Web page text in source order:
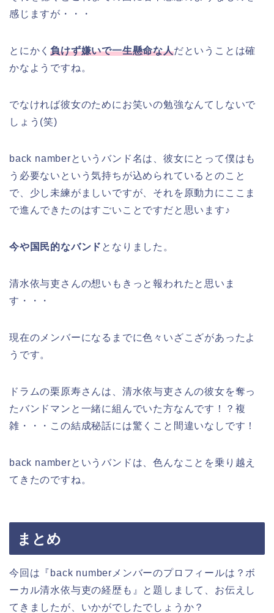
感じますが・・・
とにかく負けず嫌いで一生懸命な人だということは確
かなようですね。
でなければ彼女のためにお笑いの勉強なんてしないで
しょう(笑)
back namberというバンド名は、彼女にとって僕はも
う必要ないという気持ちが込められているとのこと
で、少し未練がましいですが、それを原動力にここま
で進んできたのはすごいことですだと思います♪
今や国民的なバンド となりました。
清水依与吏さんの想いもきっと報われたと思いま
す・・・
現在のメンバーになるまでに色々いざこざがあったよ
うです。
ドラムの栗原寿さんは、清水依与吏さんの彼女を奪っ
たバンドマンと一緒に組んでいた方なんです！？複
雑・・・この結成秘話には驚くこと間違いなしです！
back namberというバンドは、色んなことを乗り越え
てきたのですね。
まとめ
今回は『back numberメンバーのプロフィールは？ボ
ーカル清水依与吏の経歴も』と題しまして、お伝えし
てきましたが、いかがでしたでしょうか？